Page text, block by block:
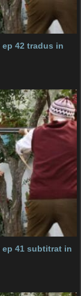
42 tradus in
41 subtitrat in